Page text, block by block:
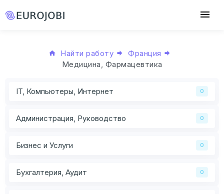
Найти работу
Франция
Медицина, Фармацевтика
IT, Компьютеры, Интернет 0
Администрация, Руководство 0
Бизнес и Услуги 0
Бухгалтерия, Аудит 0